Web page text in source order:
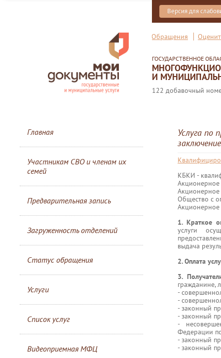
Версия для
Обращения
ГОСУДАРСТВЕННОЕ
И
122 добавочный
Главная
Участникам СВО и членам их
семей
Предварительная запись
Загруженность отделений
Статус обращения
Услуги
Список услуг
Видеоприемная МФЦ
Услуга по
КБКИ -
Общество с
1. Краткое
услуги
выдача
2. Оплата
3.
гражданине,
-
-
- законный
- законный
-
Федерации
- законный
- законный